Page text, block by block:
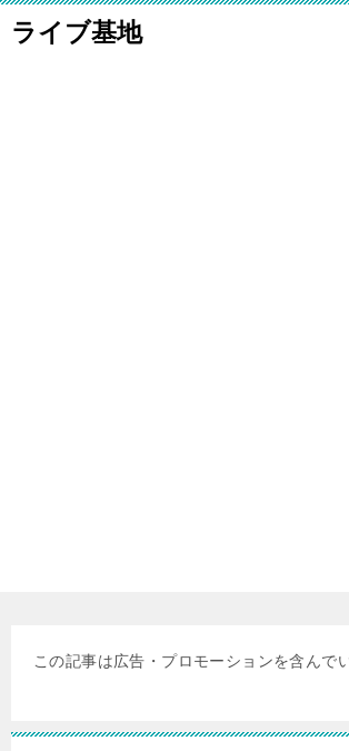
ライブ基地
この記事は広告・プロモーションを含んで